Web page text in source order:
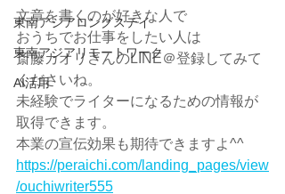
東南アジアロングステイ
東南アジアリモートワーク
AI活用
文章を書くのが好きな人で
おうちでお仕事をしたい人は
斎藤カオリさんのLINE＠登録してみて
くださいね。
未経験でライターになるための情報が
取得できます。
本業の宣伝効果も期待できますよ^^
https://peraichi.com/landing_pages/view
/ouchiwriter555